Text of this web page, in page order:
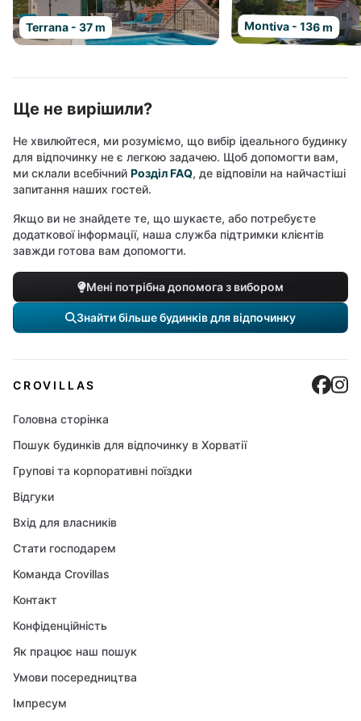
Terrana - 37 m Montiva - 136 m
Ще не вирішили?
Не хвилюйтеся, ми розуміємо, що вибір ідеального будинку
для відпочинку не є легкою задачею. Щоб допомогти вам,
ми склали всебічний Розділ FAQ, де відповіли на найчастіші
запитання наших гостей.
Якщо ви не знайдете те, що шукаєте, або потребуєте
додаткової інформації, наша служба підтримки клієнтів
завжди готова вам допомогти.
Мені потрібна допомога з вибором
Знайти більше будинків для відпочинку
CROVILLAS
Головна сторінка
Пошук будинків для відпочинку в Хорватії
Групові та корпоративні поїздки
Відгуки
Вхід для власників
Стати господарем
Команда Crovillas
Контакт
Конфіденційність
Як працює наш пошук
Умови посередництва
Імпресум